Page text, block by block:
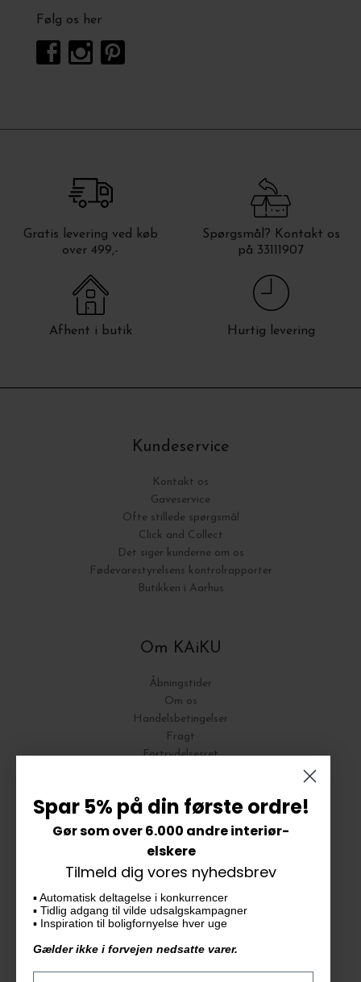
Følg os her
Gratis levering ved køb
over 499,-
Spørgsmål? Kontakt os
på 33111907
Afhent i butik Hurtig levering
Kundeservice
Kontakt os
Gaveservice
Ofte stillede spørgsmål
Click and Collect
Det siger kunderne om os
Fødevarestyrelsens kontrolrapporter
Butikken i Aarhus
Om KAiKU
Åbningstider
Om os
Handelsbetingelser
Fragt
Fortrydelsesret
Vores butik
KAiKU ApS
Langdalsvej 46, bygning 7
8220 Brabrand
Tlf. 33 11 19 07
CVR-nr. 30715349
Spar 5% på din første ordre!
Gør som over 6.000 andre interiør-
elskere
Tilmeld dig vores nyhedsbrev
▪️ Automatisk deltagelse i konkurrencer
▪️ Tidlig adgang til vilde udsalgskampagner
▪️ Inspiration til boligfornyelse hver uge
Gælder ikke i forvejen nedsatte varer.